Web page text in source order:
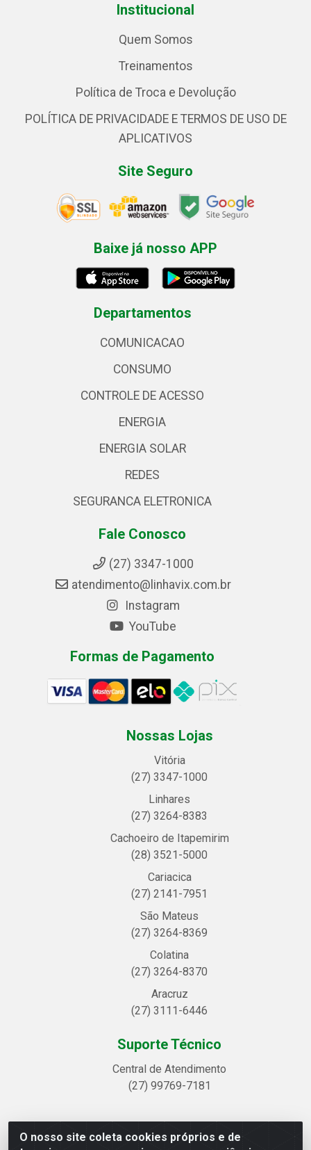
O nosso site coleta cookies próprios e de
Institucional
Quem Somos
Treinamentos
Política de Troca e Devolução
POLÍTICA DE PRIVACIDADE E TERMOS DE USO DE
APLICATIVOS
Site Seguro
Baixe já nosso APP
Departamentos
COMUNICACAO
CONSUMO
CONTROLE DE ACESSO
ENERGIA
ENERGIA SOLAR
REDES
SEGURANCA ELETRONICA
Fale Conosco
(27) 3347-1000
atendimento@linhavix.com.br
Instagram
YouTube
Formas de Pagamento
Nossas Lojas
Vitória
(27) 3347-1000
Linhares
(27) 3264-8383
Cachoeiro de Itapemirim
(28) 3521-5000
Cariacica
(27) 2141-7951
São Mateus
(27) 3264-8369
Colatina
(27) 3264-8370
Aracruz
(27) 3111-6446
Suporte Técnico
Central de Atendimento
(27) 99769-7181
Linhavix Distribuidora LTDA - Avenida Alegre, 2521 -